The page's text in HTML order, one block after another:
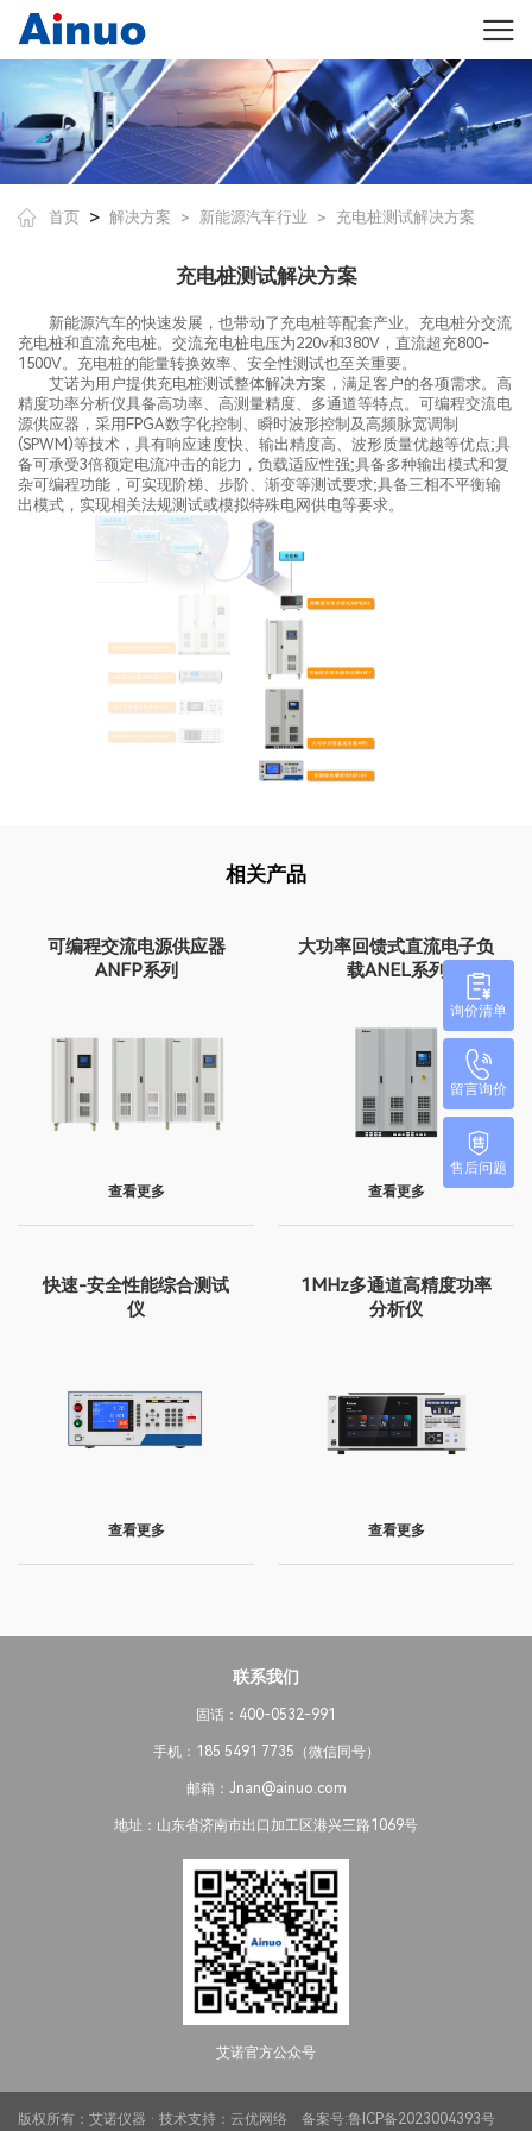
首页 > 解决方案 > 新能源汽车行业 > 充电桩测试解决方案
充电桩测试解决方案
新能源汽车的快速发展，也带动了充电桩等配套产业。充电桩分交流
充电桩和直流充电桩。交流充电桩电压为220v和380V，直流超充800-
1500V。充电桩的能量转换效率、安全性测试也至关重要。
艾诺为用户提供充电桩测试整体解决方案，满足客户的各项需求。高
精度功率分析仪具备高功率、高测量精度、多通道等特点。可编程交流电
源供应器，采用FPGA数字化控制、瞬时波形控制及高频脉宽调制
(SPWM)等技术，具有响应速度快、输出精度高、波形质量优越等优点;具
备可承受3倍额定电流冲击的能力，负载适应性强;具备多种输出模式和复
杂可编程功能，可实现阶梯、步阶、渐变等测试要求;具备三相不平衡输
出模式，实现相关法规测试或模拟特殊电网供电等要求。
相关产品
可编程交流电源供应器
ANFP系列
查看更多
大功率回馈式直流电子负
载ANEL系列
查看更多
快速-安全性能综合测试
仪
查看更多
1MHz多通道高精度功率
分析仪
查看更多
联系我们
固话：400-0532-991
手机：185 5491 7735（微信同号）
邮箱：Jnan@ainuo.com
地址：山东省济南市出口加工区港兴三路1069号
艾诺官方公众号
版权所有：艾诺仪器 · 技术支持： 云优网络 备案号:鲁ICP备2023004393号
询价清单
留言询价
售后问题